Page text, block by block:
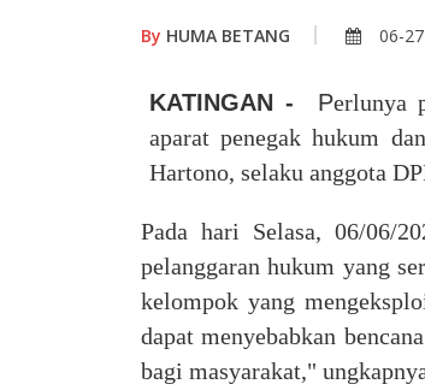
By HUMA BETANG 06-
KATINGAN - Perlunya
aparat penegak hukum
Hartono, selaku anggota
Pada hari Selasa, 06/06/
pelanggaran hukum yang
kelompok yang
dapat menyebabkan
bagi masyarakat," ungkap